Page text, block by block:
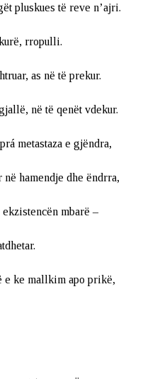
pluskues të reve n’ajri.
rropulli.
as në të prekur.
në të qenët vdekur.
metastaza e gjëndra,
hamendje dhe ëndrra,
mbarë –
e ke mallkim apo prikë,